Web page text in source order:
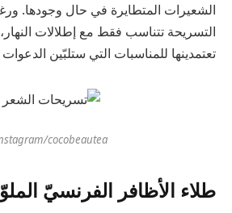
الشعيرات المتطايرة في حال وجودها.
التسريحة تتناسب فقط مع إطلالات
تعتمدينها للمناسبات التي ستلبّين
cocobeautea
طلاء الأظافر الفرنسيّ